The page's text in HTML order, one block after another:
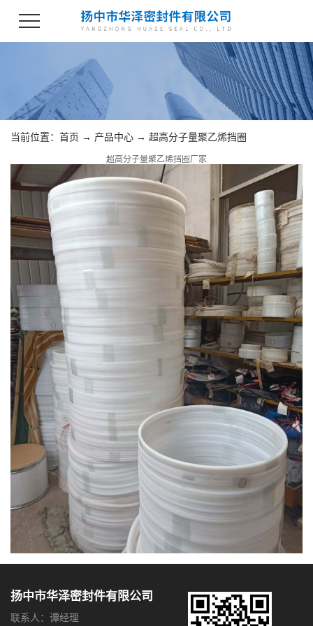
当前位置： 首页 → 产品中心 → 超高分子量聚乙烯挡圈
超高分子量聚乙烯挡圈厂家
扬中市华泽密封件有限公司
联系人：谭经理